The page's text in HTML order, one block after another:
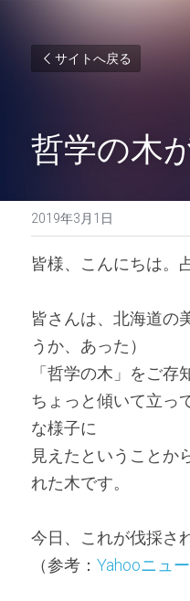
サイトへ戻る
哲学の木
2019年3月1日
皆様、こんにちは。
皆さんは、北海道の
うか、あった）
「哲学の木」をご存
ちょっと傾いて立っ
な様子に
見えたということか
れた木です。
今日、これが伐採さ
（参考： Yahooニュ